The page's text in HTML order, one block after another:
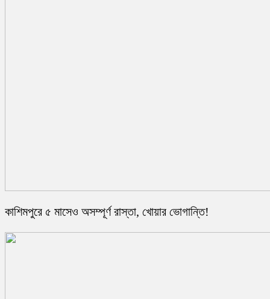
কাশিমপুরে ৫ মাসেও অসম্পূর্ণ রাস্তা, খোয়ার ভোগান্তি!